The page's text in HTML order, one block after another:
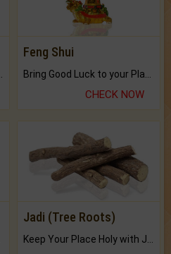
Feng Shui
CHECK NOW
Jadi (Tree Roots)
Keep Your Place Holy with Jadi.